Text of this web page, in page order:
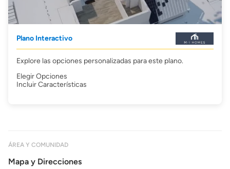
Plano Interactivo
Explore las opciones personalizadas para este plano.
Elegir Opciones
Incluir Características
ÁREA Y COMUNIDAD
Mapa y Direcciones